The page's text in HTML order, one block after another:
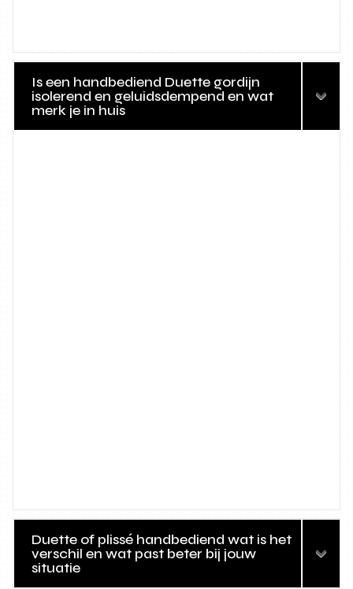
Is een handbediend Duette gordijn
isolerend en geluidsdempend en wat
merk je in huis
Duette of plissé handbediend wat is het
verschil en wat past beter bij jouw
situatie